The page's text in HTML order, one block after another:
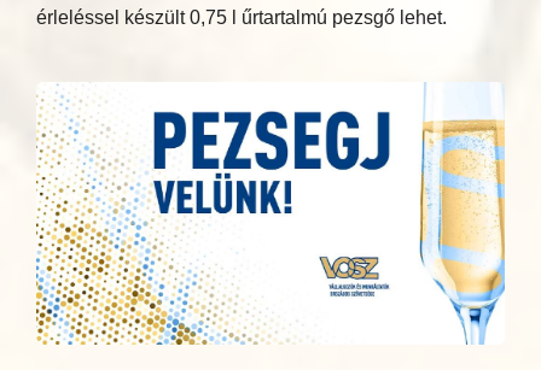
érleléssel készült 0,75 l űrtartalmú pezsgő lehet.